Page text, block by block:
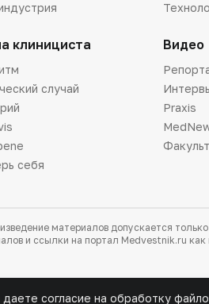
клинициста
случай
себя
Видео
Praxis
материалов допускается
и ссылки на портал Medvestnik.ru как
согласие на обработку